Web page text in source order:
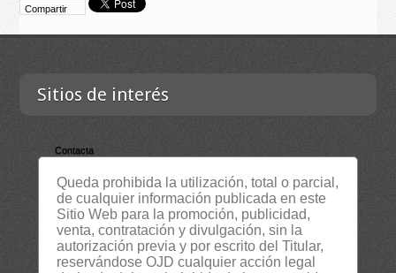
Compartir
Sitios de interés
Contacta
Empresa
Lista Certificados
Servicios
Queda prohibida la utilización, total o parcial,
de cualquier información publicada en este
Sitio Web para la promoción, publicidad,
venta, contratación y divulgación, sin la
autorización previa y por escrito del Titular,
reservándose OJD cualquier acción legal